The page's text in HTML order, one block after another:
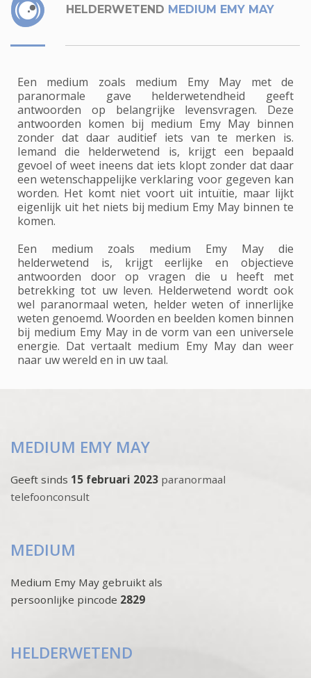
HELDERWETEND MEDIUM EMY MAY
Een medium zoals medium Emy May met de
paranormale gave helderwetendheid geeft
antwoorden op belangrijke levensvragen. Deze
antwoorden komen bij medium Emy May binnen
zonder dat daar auditief iets van te merken is.
Iemand die helderwetend is, krijgt een bepaald
gevoel of weet ineens dat iets klopt zonder dat daar
een wetenschappelijke verklaring voor gegeven kan
worden. Het komt niet voort uit intuïtie, maar lijkt
eigenlijk uit het niets bij medium Emy May binnen te
komen.
Een medium zoals medium Emy May die
helderwetend is, krijgt eerlijke en objectieve
antwoorden door op vragen die u heeft met
betrekking tot uw leven. Helderwetend wordt ook
wel paranormaal weten, helder weten of innerlijke
weten genoemd. Woorden en beelden komen binnen
bij medium Emy May in de vorm van een universele
energie. Dat vertaalt medium Emy May dan weer
naar uw wereld en in uw taal.
MEDIUM EMY MAY
Geeft sinds 15 februari 2023 paranormaal
telefoonconsult
MEDIUM
Medium Emy May gebruikt als
persoonlijke pincode 2829
HELDERWETEND